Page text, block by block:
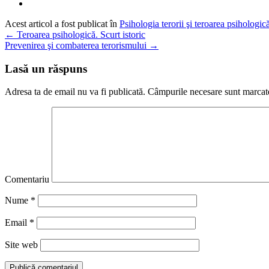
Acest articol a fost publicat în Psihologia terorii şi teroarea
← Teroarea psihologică. Scurt istoric
Prevenirea şi combaterea terorismului →
Lasă un răspuns
Adresa ta de email nu va fi publicată. Câmpurile necesare sunt
Comentariu
Nume *
Email *
Site web